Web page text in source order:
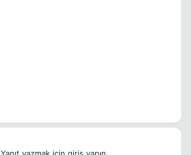
Yanıt yazmak için giriş yapın.